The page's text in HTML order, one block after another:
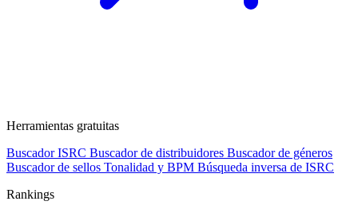
Herramientas gratuitas
Buscador ISRC Buscador de distribuidores Buscador de géneros
Buscador de sellos Tonalidad y BPM Búsqueda inversa de ISRC
Rankings